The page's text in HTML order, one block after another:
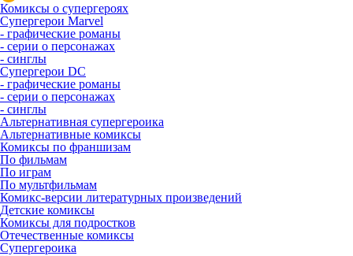
Комиксы о супергероях
Супергерои Marvel
- графические романы
- серии о персонажах
- синглы
Супергерои DC
- графические романы
- серии о персонажах
- синглы
Альтернативная супергероика
Альтернативные комиксы
Комиксы по франшизам
По фильмам
По играм
По мультфильмам
Комикс-версии литературных произведений
Детские комиксы
Комиксы для подростков
Отечественные комиксы
Супергероика